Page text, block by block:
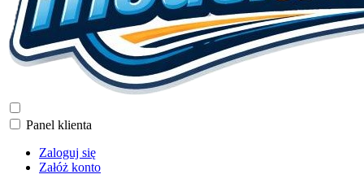
Panel klienta
Zaloguj się
Załóż konto